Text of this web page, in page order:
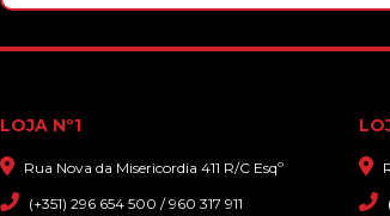
LOJA Nº1
Rua Nova da Misericordia 411 R/C Esqº
(+351) 296 654 500 / 960 317 911